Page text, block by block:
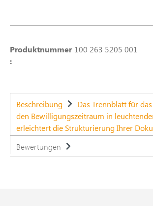
Produktnummer
:
100 263 5205 001
Beschreibung
Das Trennblatt für
den Bewilligungszeitraum in
erleichtert die Strukturierung Ihrer
Bewertungen